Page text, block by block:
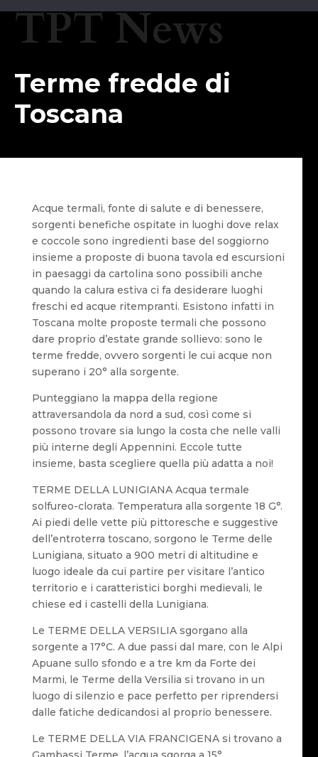
TPT News
Terme fredde di
Toscana
Acque termali, fonte di salute e di benessere,
sorgenti benefiche ospitate in luoghi dove relax
e coccole sono ingredienti base del soggiorno
insieme a proposte di buona tavola ed escursioni
in paesaggi da cartolina sono possibili anche
quando la calura estiva ci fa desiderare luoghi
freschi ed acque ritempranti. Esistono infatti in
Toscana molte proposte termali che possono
dare proprio d’estate grande sollievo: sono le
terme fredde, ovvero sorgenti le cui acque non
superano i 20° alla sorgente.
Punteggiano la mappa della regione
attraversandola da nord a sud, così come si
possono trovare sia lungo la costa che nelle valli
più interne degli Appennini. Eccole tutte
insieme, basta scegliere quella più adatta a noi!
TERME DELLA LUNIGIANA Acqua termale
solfureo-clorata. Temperatura alla sorgente 18 G°.
Ai piedi delle vette più pittoresche e suggestive
dell’entroterra toscano, sorgono le Terme delle
Lunigiana, situato a 900 metri di altitudine e
luogo ideale da cui partire per visitare l’antico
territorio e i caratteristici borghi medievali, le
chiese ed i castelli della Lunigiana.
Le TERME DELLA VERSILIA sgorgano alla
sorgente a 17°C. A due passi dal mare, con le Alpi
Apuane sullo sfondo e a tre km da Forte dei
Marmi, le Terme della Versilia si trovano in un
luogo di silenzio e pace perfetto per riprendersi
dalle fatiche dedicandosi al proprio benessere.
Le TERME DELLA VIA FRANCIGENA si trovano a